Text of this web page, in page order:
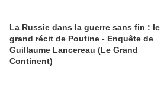
La Russie dans la guerre sans fin : le
grand récit de Poutine - Enquête de
Guillaume Lancereau (Le Grand
Continent)